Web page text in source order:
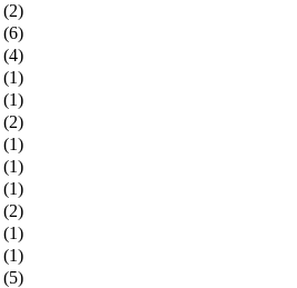
(2)
(6)
(4)
(1)
(1)
(2)
(1)
(1)
(1)
(2)
(1)
(1)
(5)